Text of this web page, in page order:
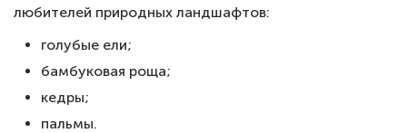
любителей природных ландшафтов:
голубые ели;
бамбуковая роща;
кедры;
пальмы.